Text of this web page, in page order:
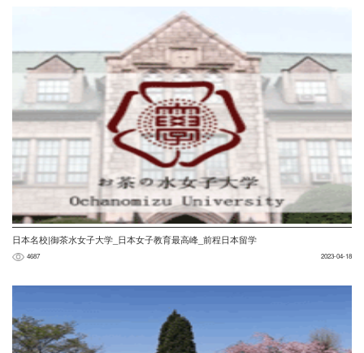
日本名校|御茶水女子大学_日本女子教育最高峰_前程日本留学
4687 2023-04-18